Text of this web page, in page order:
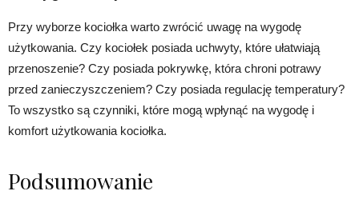
Przy wyborze kociołka warto zwrócić uwagę na wygodę
użytkowania. Czy kociołek posiada uchwyty, które ułatwiają
przenoszenie? Czy posiada pokrywkę, która chroni potrawy
przed zanieczyszczeniem? Czy posiada regulację temperatury?
To wszystko są czynniki, które mogą wpłynąć na wygodę i
komfort użytkowania kociołka.
Podsumowanie